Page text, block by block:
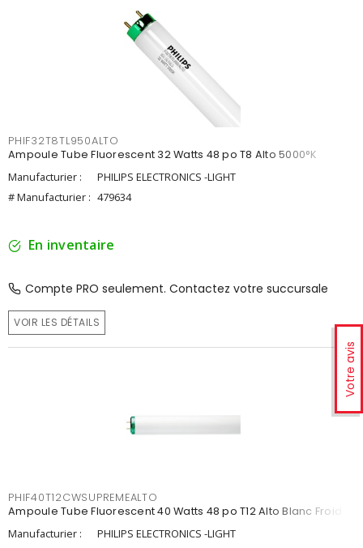
Votre avis
PHIF32T8TL950ALTO
Ampoule Tube Fluorescent 32 Watts 48 po T8 Alto 5000°K
Manufacturier :
PHILIPS ELECTRONICS -LIGHT
# Manufacturier : 479634
En inventaire
Compte PRO seulement. Contactez votre succursale
VOIR LES DÉTAILS
PHIF40T12CWSUPREMEALTO
Ampoule Tube Fluorescent 40 Watts 48 po T12 Alto Blanc Froid
Manufacturier :
PHILIPS ELECTRONICS -LIGHT